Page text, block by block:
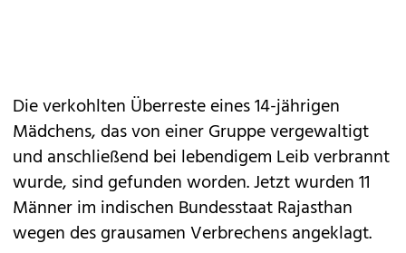
Die verkohlten Überreste eines 14-jährigen
Mädchens, das von einer Gruppe vergewaltigt
und anschließend bei lebendigem Leib verbrannt
wurde, sind gefunden worden. Jetzt wurden 11
Männer im indischen Bundesstaat Rajasthan
wegen des grausamen Verbrechens angeklagt.